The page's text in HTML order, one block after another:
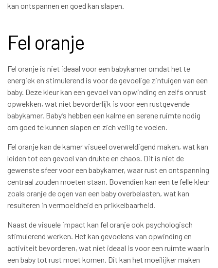
kan ontspannen en goed kan slapen.
Fel oranje
Fel oranje is niet ideaal voor een babykamer omdat het te
energiek en stimulerend is voor de gevoelige zintuigen van een
baby. Deze kleur kan een gevoel van opwinding en zelfs onrust
opwekken, wat niet bevorderlijk is voor een rustgevende
babykamer. Baby’s hebben een kalme en serene ruimte nodig
om goed te kunnen slapen en zich veilig te voelen.
Fel oranje kan de kamer visueel overweldigend maken, wat kan
leiden tot een gevoel van drukte en chaos. Dit is niet de
gewenste sfeer voor een babykamer, waar rust en ontspanning
centraal zouden moeten staan. Bovendien kan een te felle kleur
zoals oranje de ogen van een baby overbelasten, wat kan
resulteren in vermoeidheid en prikkelbaarheid.
Naast de visuele impact kan fel oranje ook psychologisch
stimulerend werken. Het kan gevoelens van opwinding en
activiteit bevorderen, wat niet ideaal is voor een ruimte waarin
een baby tot rust moet komen. Dit kan het moeilijker maken